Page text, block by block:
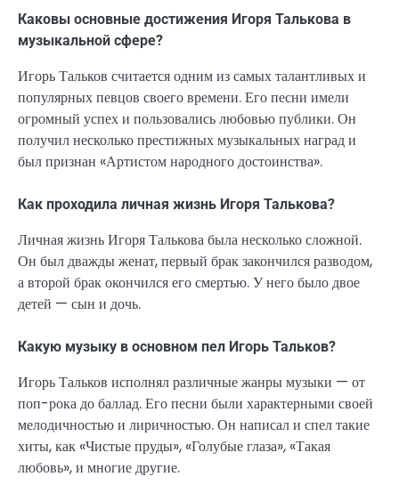
Каковы основные достижения Игоря Талькова в
музыкальной сфере?
Игорь Тальков считается одним из самых талантливых и
популярных певцов своего времени. Его песни имели
огромный успех и пользовались любовью публики. Он
получил несколько престижных музыкальных наград и
был признан «Артистом народного достоинства».
Как проходила личная жизнь Игоря Талькова?
Личная жизнь Игоря Талькова была несколько сложной.
Он был дважды женат, первый брак закончился разводом,
а второй брак окончился его смертью. У него было двое
детей — сын и дочь.
Какую музыку в основном пел Игорь Тальков?
Игорь Тальков исполнял различные жанры музыки — от
поп-рока до баллад. Его песни были характерными своей
мелодичностью и лиричностью. Он написал и спел такие
хиты, как «Чистые пруды», «Голубые глаза», «Такая
любовь», и многие другие.